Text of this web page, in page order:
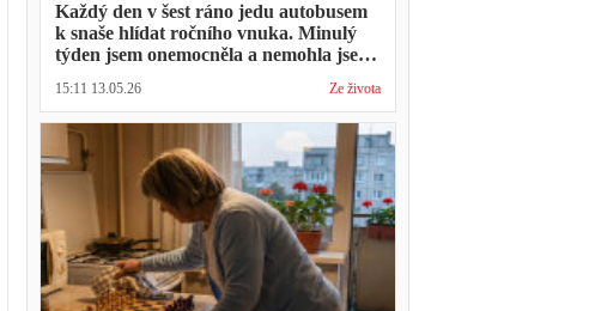
Každý den v šest ráno jedu autobusem
k snaše hlídat ročního vnuka. Minulý
týden jsem onemocněla a nemohla jsem
den volna. Víš, kolik nás to stálo?"
15:11 13.05.26 Ze života